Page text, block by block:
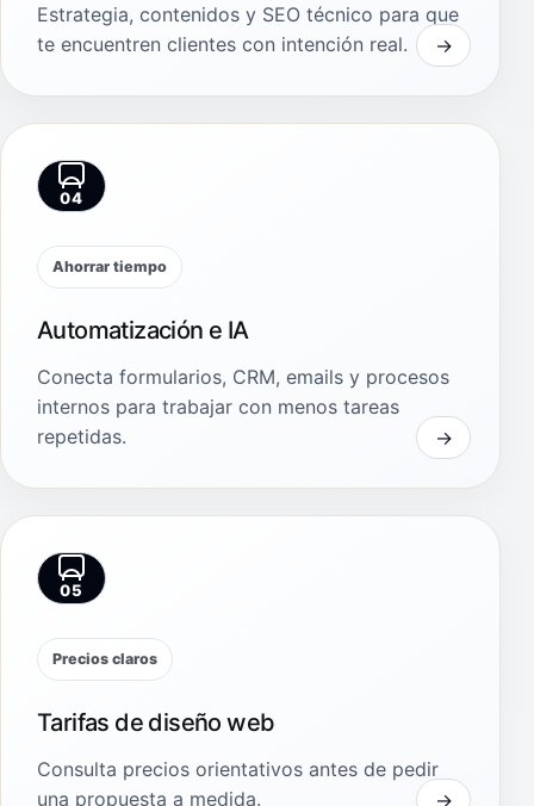
Estrategia, contenidos y SEO técnico para que
te encuentren clientes con intención real.
04
Ahorrar tiempo
Automatización e IA
Conecta formularios, CRM, emails y procesos
internos para trabajar con menos tareas
repetidas.
05
Precios claros
Tarifas de diseño web
Consulta precios orientativos antes de pedir
una propuesta a medida.